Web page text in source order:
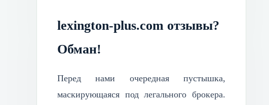
lexington-plus.com отзывы?
Обман!
Перед нами очередная пустышка,
маскирующаяся под легального брокера.